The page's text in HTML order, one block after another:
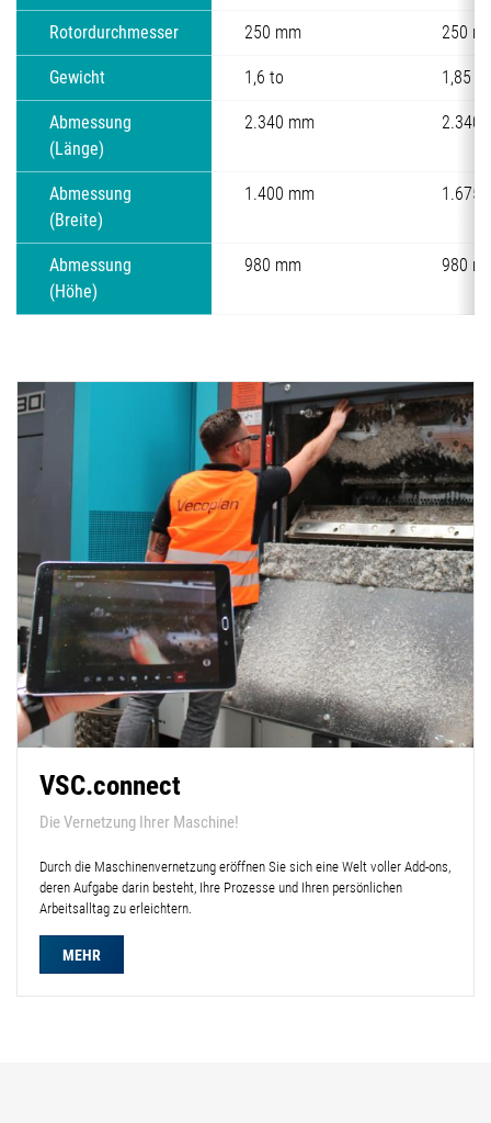
Rotordurchmesser 250 mm 250
Gewicht 1,6 to 1,85 to
Abmessung
(Länge)
2.340 mm 2.340
Abmessung
(Breite)
1.400 mm 1.675
Abmessung
(Höhe)
980 mm 980
VSC.connect
Die Vernetzung Ihrer Maschine!
Durch die Maschinenvernetzung eröffnen Sie sich eine Welt voller Add-ons,
deren Aufgabe darin besteht, Ihre Prozesse und Ihren persönlichen
Arbeitsalltag zu erleichtern.
MEHR